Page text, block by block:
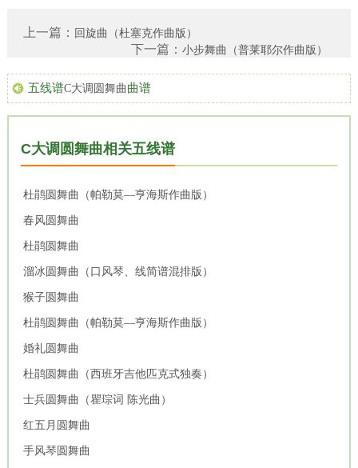
上一篇： 回旋曲（杜塞克作曲版）
下一篇：小步舞曲（普莱耶尔作曲版）
五线谱C大调圆舞曲 曲谱
C大调圆舞曲相关五线谱
杜鹃圆舞曲（帕勒莫―亨海斯作曲版）
春风圆舞曲
杜鹃圆舞曲
溜冰圆舞曲（口风琴、线简谱混排版）
猴子圆舞曲
杜鹃圆舞曲（帕勒莫―亨海斯作曲版）
婚礼圆舞曲
杜鹃圆舞曲（西班牙吉他匹克式独奏）
士兵圆舞曲（瞿琮词 陈光曲）
红五月圆舞曲
手风琴圆舞曲